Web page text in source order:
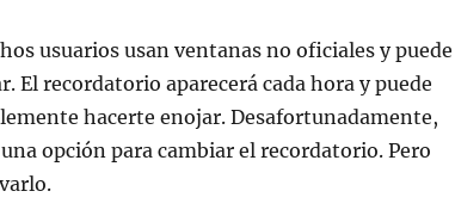
usuarios usan ventanas no oficiales y puede
El recordatorio aparecerá cada hora y puede
hacerte enojar. Desafortunadamente,
opción para cambiar el recordatorio. Pero